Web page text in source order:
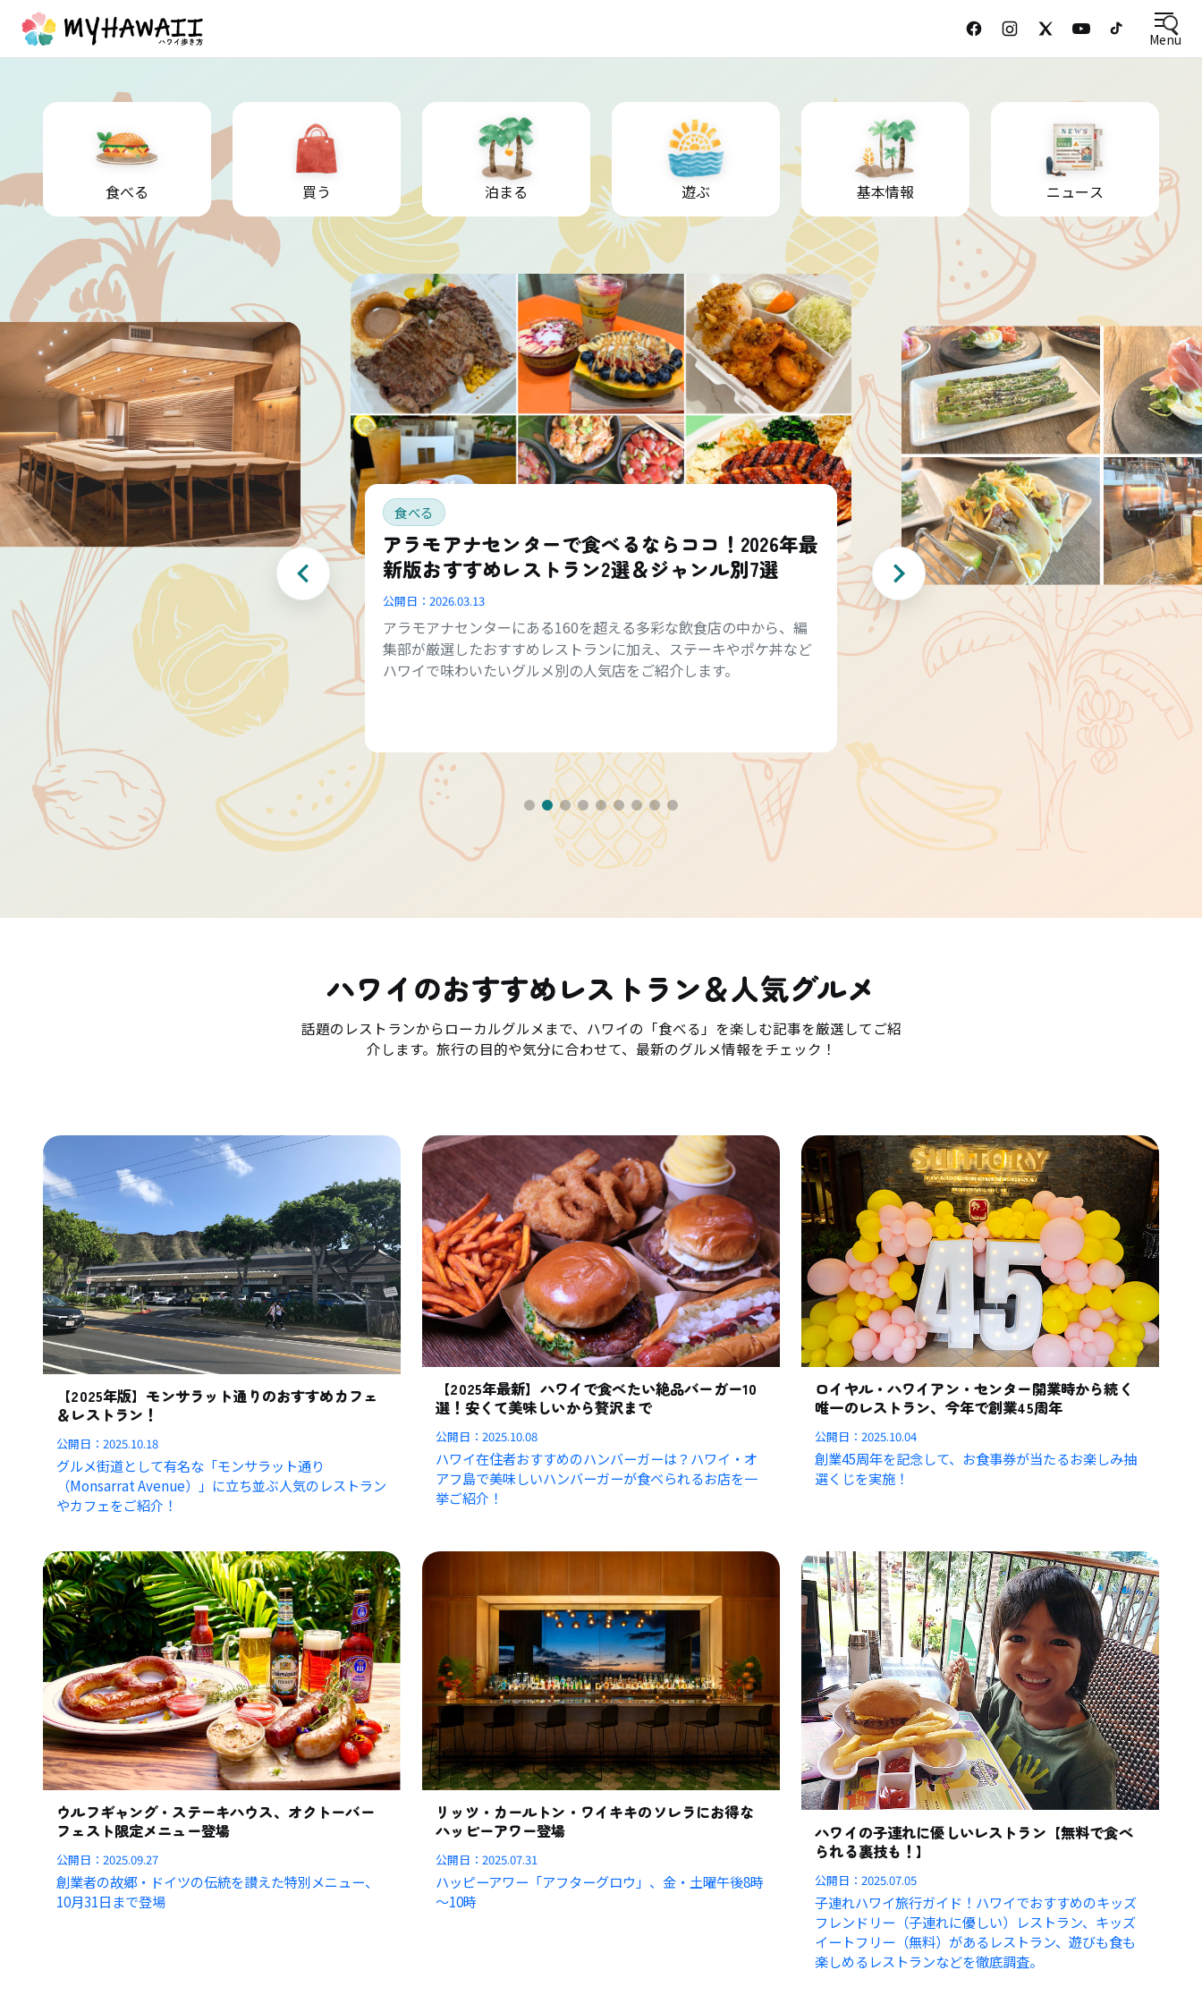
Menu
食べる 買う 泊まる 遊ぶ 基本情報 ニュース
食べる
アラモアナセンターで食べるならココ！2026年最
新版おすすめレストラン2選＆ジャンル別7選
公開日： 2026.03.13
アラモアナセンターにある160を超える多彩な飲食店の中から、編
集部が厳選したおすすめレストランに加え、ステーキやポケ丼など
ハワイで味わいたいグルメ別の人気店をご紹介します。
ハワイのおすすめレストラン＆人気グルメ
話題のレストランからローカルグルメまで、ハワイの「食べる」を楽しむ記事を厳選してご紹
介します。旅行の目的や気分に合わせて、最新のグルメ情報をチェック！
【2025年版】モンサラット通りのおすすめカフェ
＆レストラン！
公開日：2025.10.18
グルメ街道として有名な「モンサラット通り
（Monsarrat Avenue）」に立ち並ぶ人気のレストラン
やカフェをご紹介！
【2025年最新】ハワイで食べたい絶品バーガー10
選！安くて美味しいから贅沢まで
公開日：2025.10.08
ハワイ在住者おすすめのハンバーガーは？ハワイ・オ
アフ島で美味しいハンバーガーが食べられるお店を一
挙ご紹介！
ロイヤル・ハワイアン・センター開業時から続く
唯一のレストラン、今年で創業45周年
公開日：2025.10.04
創業45周年を記念して、お食事券が当たるお楽しみ抽
選くじを実施！
ウルフギャング・ステーキハウス、オクトーバー
フェスト限定メニュー登場
公開日：2025.09.27
創業者の故郷・ドイツの伝統を讃えた特別メニュー、
10月31日まで登場
リッツ・カールトン・ワイキキのソレラにお得な
ハッピーアワー登場
公開日：2025.07.31
ハッピーアワー「アフターグロウ」、金・土曜午後8時
～10時
ハワイの子連れに優しいレストラン【無料で食べ
られる裏技も！】
公開日：2025.07.05
子連れハワイ旅行ガイド！ハワイでおすすめのキッズ
フレンドリー（子連れに優しい）レストラン、キッズ
イートフリー（無料）があるレストラン、遊びも食も
楽しめるレストランなどを徹底調査。